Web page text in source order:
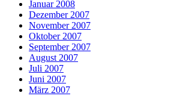
Januar 2008
Dezember 2007
November 2007
Oktober 2007
September 2007
August 2007
Juli 2007
Juni 2007
März 2007